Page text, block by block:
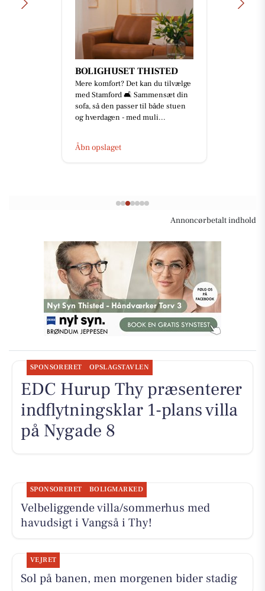
BOLIGHUSET THISTED
Mere komfort? Det kan du tilvælge
med Stamford 🛋️ Sammensæt din
sofa, så den passer til både stuen
og hverdagen - med muli...
Åbn opslaget
Annoncørbetalt indhold
SPONSORERET OPSLAGSTAVLEN
EDC Hurup Thy præsenterer
indflytningsklar 1-plans villa
på Nygade 8
SPONSORERET BOLIGMARKED
Velbeliggende villa/sommerhus med
havudsigt i Vangså i Thy!
VEJRET
Sol på banen, men morgenen bider stadig